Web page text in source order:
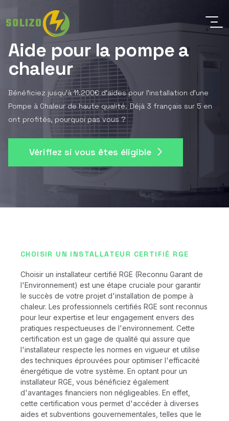
Aide pour la pompe a
chaleur
Bénéficiez jusqu'à 11.200€ d'aides pour l'installation d'une
Pompe à Chaleur de haute qualité. Déjà 3 français sur 5 en
ont profités, pourquoi pas vous ?
Vérifiez si vous êtes éligible
CHOISIR UN INSTALLATEUR CERTIFIÉ RGE
Choisir un installateur certifié RGE (Reconnu Garant de
l'Environnement) est une étape cruciale pour garantir
le succès de votre projet d'installation de pompe à
chaleur. Les professionnels certifiés RGE sont reconnus
pour leur expertise et leur engagement envers des
pratiques respectueuses de l'environnement. Cette
certification est un gage de qualité qui assure que
l'installateur respecte les normes en vigueur et utilise
des techniques éprouvées pour optimiser l'efficacité
énergétique de votre système. En optant pour un
installateur RGE, vous bénéficiez également
d'avantages financiers non négligeables. En effet,
cette certification vous permet d'accéder à diverses
aides et subventions gouvernementales, telles que le